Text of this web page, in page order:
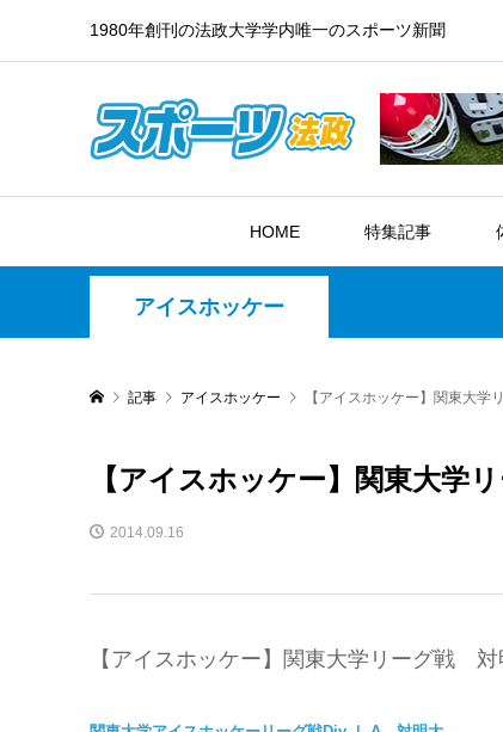
1980年創刊の法政大学学内唯一のスポーツ新聞
HOME 特集記事
アイスホッケー
記事 アイスホッケー 【アイスホッケー】関東大
【アイスホッケー】関東大
2014.09.16
【アイスホッケー】関東大学リーグ戦